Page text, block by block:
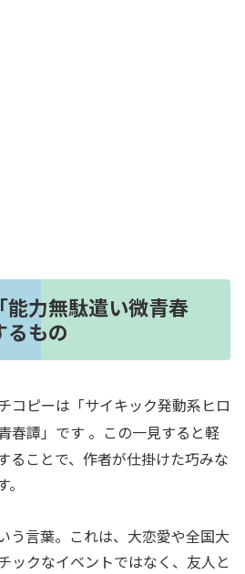
能力無駄遣い微青春
るもの
コピーは「サイキック発動系ヒロ
春譚」です 。この一見すると軽
ることで、作者が仕掛けた巧みな
。
う言葉。これは、大恋愛や全国大
ックなイベントではなく、友人と